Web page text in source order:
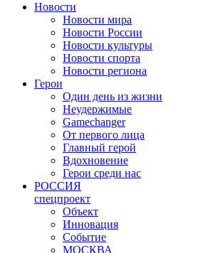
Новости
Новости мира
Новости России
Новости культуры
Новости спорта
Новости региона
Герои
Один день из жизни
Неудержимые
Gamechanger
От первого лица
Главный герой
Вдохновение
Герои среди нас
РОССИЯ
спецпроект
Объект
Инновация
Событие
МОСКВА